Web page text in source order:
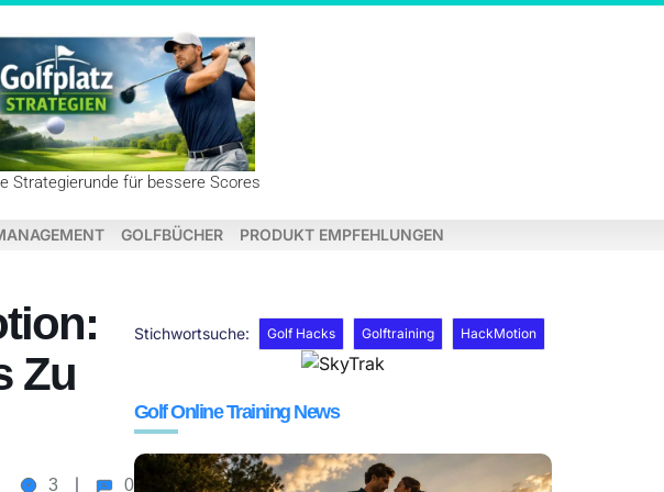
Strategierunde für bessere Scores
GOLFBÜCHER PRODUKT EMPFEHLUNGEN
Zu
3 0
Stichwortsuche: Golf Hacks Golftraining HackMotion
Golf Online Training News